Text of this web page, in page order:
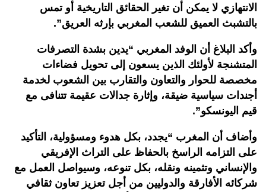
الانتهازي لا يمكن أن تغير الحقائق التاريخية أو تمس
بالتشبث العميق للشعب المغربي بإرثه العريق”.
وأكد البلاغ أن الوفد المغربي “يدين بشدة التصرفات
المتشنجة لأولئك الذين يسعون إلى تحويل فضاءات
مخصصة للحوار والتعاون والتقارب بين الشعوب لخدمة
أجندات سياسية ضيقة، وإثارة جدالات عقيمة تتنافى مع
قيم اليونسكو”.
وأضاف أن المغرب “يجدد، بكل هدوء ومسؤولية، التأكيد
على التزامه الراسخ بالحفاظ على التراث الإفريقي
والإنساني وتثمينه ونقله، بكل تنوعه، وسيواصل العمل مع
شركائه الأفارقة والدوليين من أجل تعزيز تعاون ثقافي